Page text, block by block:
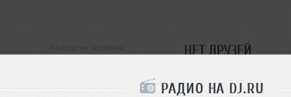
РАДИО НА DJ.RU
НЕТ ДРУЗЕЙ